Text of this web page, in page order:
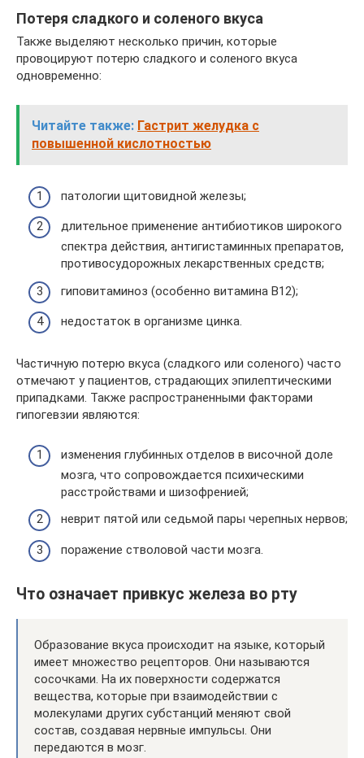
Потеря сладкого и соленого вкуса
Также выделяют несколько причин, которые
провоцируют потерю сладкого и соленого вкуса
одновременно:
Читайте также: Гастрит желудка с
повышенной кислотностью
патологии щитовидной железы;
длительное применение антибиотиков широкого
спектра действия, антигистаминных препаратов,
противосудорожных лекарственных средств;
гиповитаминоз (особенно витамина В12);
недостаток в организме цинка.
Частичную потерю вкуса (сладкого или соленого) часто
отмечают у пациентов, страдающих эпилептическими
припадками. Также распространенными факторами
гипогевзии являются:
изменения глубинных отделов в височной доле
мозга, что сопровождается психическими
расстройствами и шизофренией;
неврит пятой или седьмой пары черепных нервов;
поражение стволовой части мозга.
Что означает привкус железа во рту
Образование вкуса происходит на языке, который
имеет множество рецепторов. Они называются
сосочками. На их поверхности содержатся
вещества, которые при взаимодействии с
молекулами других субстанций меняют свой
состав, создавая нервные импульсы. Они
передаются в мозг.